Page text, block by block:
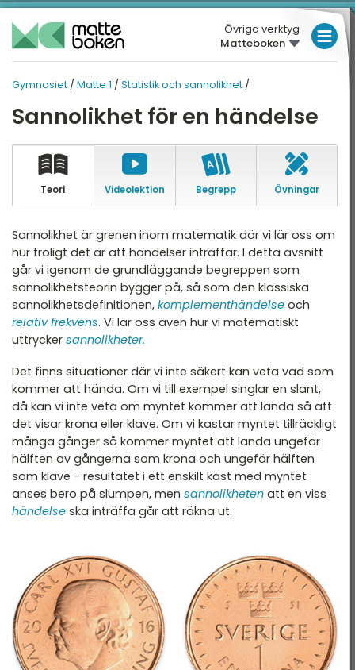
Övriga verktyg
Matteboken
Gymnasiet / Matte 1 / Statistik och sannolikhet /
Sannolikhet för en händelse
Teori Video­lektion Begrepp Övningar
Sannolikhet är grenen inom matematik där vi lär oss om
hur troligt det är att händelser inträffar. I detta avsnitt
går vi igenom de grundläggande begreppen som
sannolikhetsteorin bygger på, så som den klassiska
sannolikhetsdefinitionen, komplementhändelse och
relativ frekvens. Vi lär oss även hur vi matematiskt
uttrycker sannolikheter.
Det finns situationer där vi inte säkert kan veta vad som
kommer att hända. Om vi till exempel singlar en slant,
då kan vi inte veta om myntet kommer att landa så att
det visar krona eller klave. Om vi kastar myntet tillräckligt
många gånger så kommer myntet att landa ungefär
hälften av gångerna som krona och ungefär hälften
som klave - resultatet i ett enskilt kast med myntet
anses bero på slumpen, men sannolikheten att en viss
händelse ska inträffa går att räkna ut.
LÅGSTADIET
MELLANSTADIET
HÖGSTADIET
GYMNASIET
Översikt
GYMNASIET
MATTE 1
Översikt
Aritmetik
Funktioner
Geometri
Statistik och sannolikhet
4
5
HÖGSKOLEPROV
MATTE PÅ LÄTT SV
KUL MED MATTE